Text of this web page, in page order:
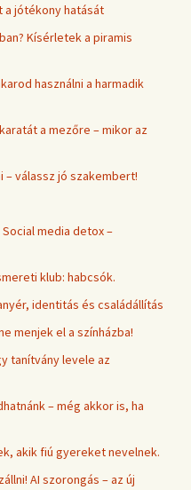
a jótékony hatását
Kísérletek a piramis
használni a harmadik
a mezőre – mikor az
– válassz jó szakembert!
media detox –
klub: habcsók.
identitás és családállítás
menjek el a színházba!
tanítvány levele az
– még akkor is, ha
akik fiú gyereket nevelnek.
AI szorongás – az új